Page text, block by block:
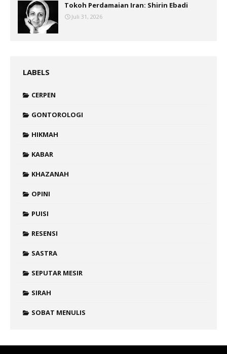
Tokoh Perdamaian Iran: Shirin Ebadi
Juli 31, 2026
LABELS
CERPEN
GONTOROLOGI
HIKMAH
KABAR
KHAZANAH
OPINI
PUISI
RESENSI
SASTRA
SEPUTAR MESIR
SIRAH
SOBAT MENULIS